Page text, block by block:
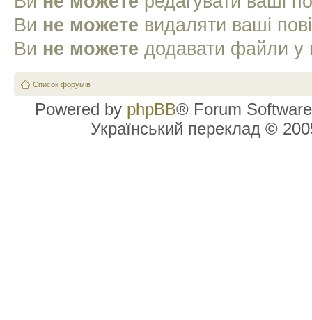
Ви не можете видаляти ваші
Ви не можете додавати файли у
Список форумів
Powered by phpBB® Forum
Український переклад ©